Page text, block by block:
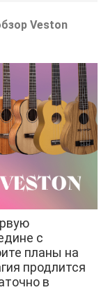
Veston
с
планы на
продлится
в